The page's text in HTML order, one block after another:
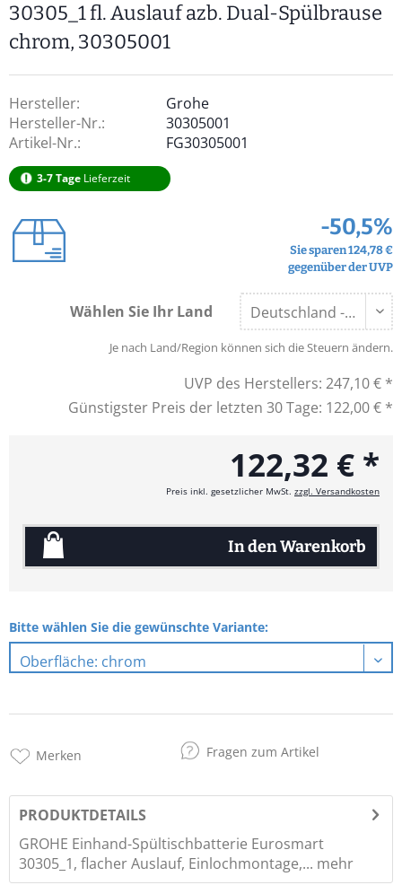
30305_1 fl. Auslauf azb. Dual-Spülbrause
chrom, 30305001
Hersteller:
Grohe
Hersteller-Nr.:
30305001
Artikel-Nr.:
FG30305001
3-7 Tage Lieferzeit
-50,5%
Sie sparen 124,78 €
gegenüber der UVP
Wählen Sie Ihr Land
Je nach Land/Region können sich die Steuern ändern.
UVP des Herstellers: 247,10 € *
Günstigster Preis der letzten 30 Tage: 122,00 € *
122,32 € *
Preis inkl. gesetzlicher MwSt. zzgl. Versandkosten
In denWarenkorb
Bitte wählen Sie die gewünschte Variante:
Merken Fragen zum Artikel
PRODUKTDETAILS
GROHE Einhand-Spültischbatterie Eurosmart
30305_1, flacher Auslauf, Einlochmontage,... mehr